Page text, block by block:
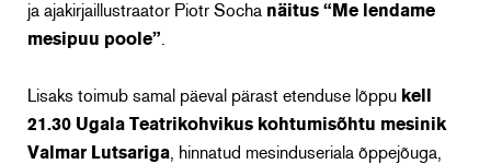
ja ajakirjaillustraator Piotr Socha näitus “Me lendame
mesipuu poole”
Lisaks toimub samal päeval pärast etenduse lõppu kell
21.30 Ugala Teatrikohvikus kohtumisõhtu mesinik
Valmar Lutsariga , hinnatud mesinduseriala õppejõuga,